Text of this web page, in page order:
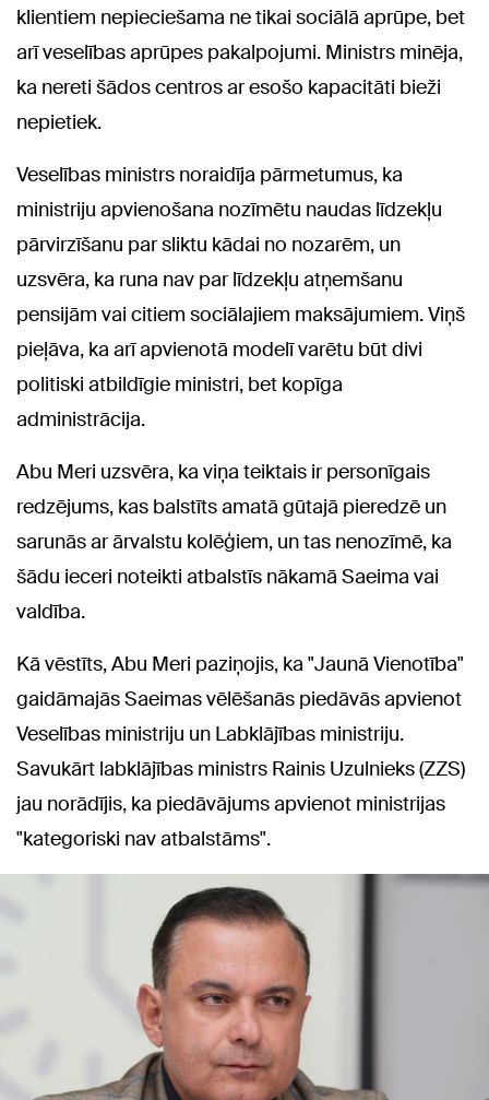
klientiem nepieciešama ne tikai sociālā aprūpe, bet
arī veselības aprūpes pakalpojumi. Ministrs minēja,
ka nereti šādos centros ar esošo kapacitāti bieži
nepietiek.
Veselības ministrs noraidīja pārmetumus, ka
ministriju apvienošana nozīmētu naudas līdzekļu
pārvirzīšanu par sliktu kādai no nozarēm, un
uzsvēra, ka runa nav par līdzekļu atņemšanu
pensijām vai citiem sociālajiem maksājumiem. Viņš
pieļāva, ka arī apvienotā modelī varētu būt divi
politiski atbildīgie ministri, bet kopīga
administrācija.
Abu Meri uzsvēra, ka viņa teiktais ir personīgais
redzējums, kas balstīts amatā gūtajā pieredzē un
sarunās ar ārvalstu kolēģiem, un tas nenozīmē, ka
šādu ieceri noteikti atbalstīs nākamā Saeima vai
valdība.
Kā vēstīts, Abu Meri paziņojis, ka "Jaunā Vienotība"
gaidāmajās Saeimas vēlēšanās piedāvās apvienot
Veselības ministriju un Labklājības ministriju.
Savukārt labklājības ministrs Rainis Uzulnieks (ZZS)
jau norādījis, ka piedāvājums apvienot ministrijas
"kategoriski nav atbalstāms".